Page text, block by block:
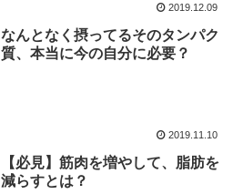
2019.12.09
なんとなく摂ってるそのタンパク
質、本当に今の自分に必要？
2019.11.10
【必見】筋肉を増やして、脂肪を
減らすとは？